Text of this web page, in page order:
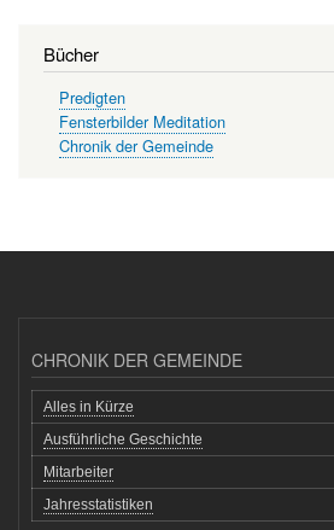
Bücher
Predigten
Fensterbilder Meditation
Chronik der Gemeinde
CHRONIK DER GEMEINDE
Alles in Kürze
Ausführliche Geschichte
Mitarbeiter
Jahresstatistiken